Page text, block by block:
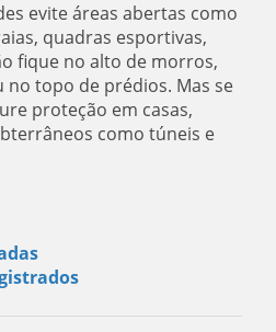
evite áreas abertas como
quadras esportivas,
fique no alto de morros,
no topo de prédios. Mas se
proteção em casas,
como túneis e